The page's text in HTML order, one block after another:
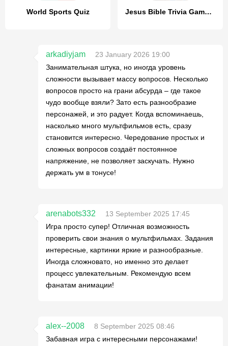
World Sports Quiz Jesus Bible Trivia Games Quiz
arkadiyjam
23 January 2026 19:00
Занимательная штука, но иногда уровень
сложности вызывает массу вопросов. Несколько
вопросов просто на грани абсурда – где такое
чудо вообще взяли? Зато есть разнообразие
персонажей, и это радует. Когда вспоминаешь,
насколько много мультфильмов есть, сразу
становится интересно. Чередование простых и
сложных вопросов создаёт постоянное
напряжение, не позволяет заскучать. Нужно
держать ум в тонусе!
arenabots332
13 September 2025 17:45
Игра просто супер! Отличная возможность
проверить свои знания о мультфильмах. Задания
интересные, картинки яркие и разнообразные.
Иногда сложновато, но именно это делает
процесс увлекательным. Рекомендую всем
фанатам анимации!
alex--2008
8 September 2025 08:46
Забавная игра с интересными персонажами!